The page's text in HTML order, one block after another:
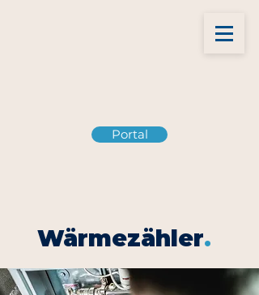
Portal
Wärmezähler.